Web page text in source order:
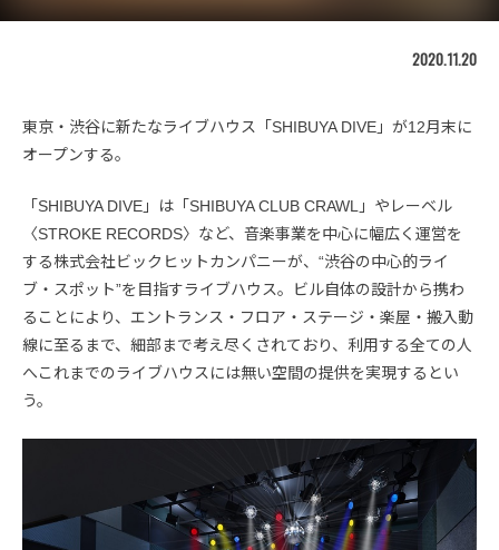
2020.11.20
東京・渋谷に新たなライブハウス「SHIBUYA DIVE」が12月末に
オープンする。
「SHIBUYA DIVE」は「SHIBUYA CLUB CRAWL」やレーベル
〈STROKE RECORDS〉など、音楽事業を中心に幅広く運営を
する株式会社ビックヒットカンパニーが、“渋谷の中心的ライ
ブ・スポット”を目指すライブハウス。ビル自体の設計から携わ
ることにより、エントランス・フロア・ステージ・楽屋・搬入動
線に至るまで、細部まで考え尽くされており、利用する全ての人
へこれまでのライブハウスには無い空間の提供を実現するとい
う。